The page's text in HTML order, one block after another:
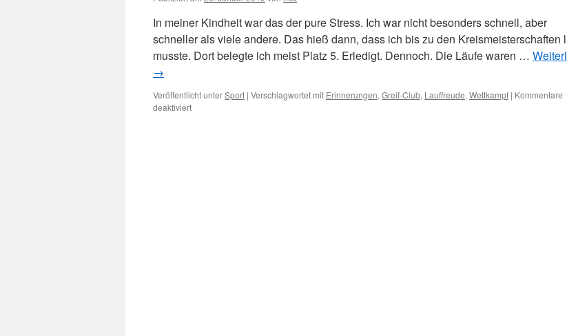
In meiner Kindheit war das der pure Stress. Ich war nicht besonders schnell, aber
schneller als viele andere. Das hieß dann, dass ich bis zu den Kreismeisterschaften
musste. Dort belegte ich meist Platz 5. Erledigt. Dennoch. Die Läufe waren …
→
Veröffentlicht unterSport | Verschlagwortet mit Erinnerungen, Greif-Club, Lauffreude, Wettkampf | Kommentare
deaktiviertfür